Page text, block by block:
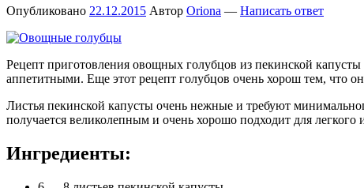
Опубликовано 22.12.2015 Автор Oriona — Написать ответ
Рецепт приготовления овощных голубцов из пекинской
аппетитными. Еще этот рецепт голубцов очень хорош тем, что
Листья пекинской капусты очень нежные и требуют
получается великолепным и очень хорошо подходит для легкого
Ингредиенты: